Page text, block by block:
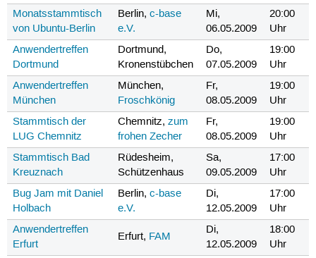
Monatsstammtisch
von Ubuntu-Berlin
Berlin,c-base
e.V.
Mi,
06.05.2009
20:00
Uhr
Anwendertreffen
Dortmund
Dortmund,
Kronenstübchen
Do,
07.05.2009
19:00
Uhr
Anwendertreffen
München
München,
Froschkönig
Fr,
08.05.2009
19:00
Uhr
Stammtisch der
LUG Chemnitz
Chemnitz,zum
frohen Zecher
Fr,
08.05.2009
19:00
Uhr
Stammtisch Bad
Kreuznach
Rüdesheim,
Schützenhaus
Sa,
09.05.2009
17:00
Uhr
Bug Jam mit Daniel
Holbach
Berlin,c-base
e.V.
Di,
12.05.2009
17:00
Uhr
Anwendertreffen
Erfurt
Erfurt, FAM
Di,
12.05.2009
18:00
Uhr